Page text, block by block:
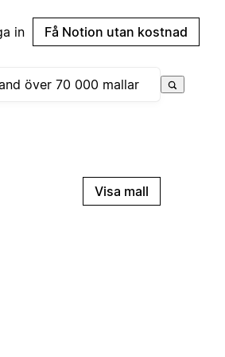
in Få Notion utan kostnad
Visa mall